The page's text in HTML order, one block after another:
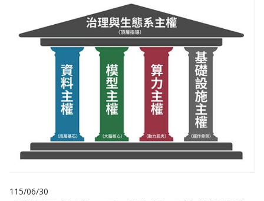
115/06/30